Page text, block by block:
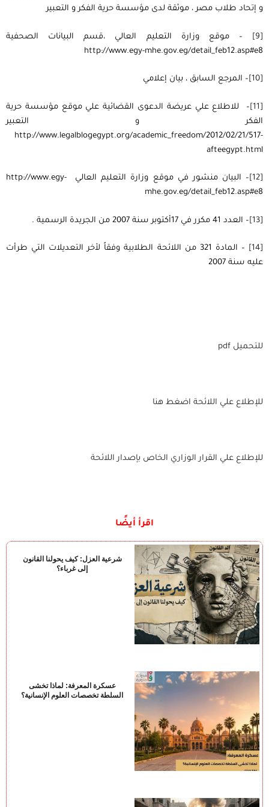
و إتحاد طلاب مصر ، موثقة لدى مؤسسة حرية الفكر و التعبير
– موقع وزارة التعليم العالي ،قسم البيانات الصحفية
http://www.egy-mhe.gov.eg/detail_feb12.asp#e8
– المرجع السابق ، بيان إعلامي
– للاطلاع علي عريضة الدعوى القضائية علي موقع مؤسسة حرية
الفكر و التعبير
http://www.legalblogegypt.org/academic_freedom/2012/02/21/517-
afteegypt.html
– البيان منشور في موقع وزارة التعليم العالي http://www.egy-
mhe.gov.eg/detail_feb12.asp#e8
– العدد 41 مكرر في 17أكتوبر سنة 2007 من الجريدة الرسمية .
– المادة 321 من اللائحة الطلابية وفقاً لأخر التعديلات التي طرأت
عليه سنة 2007
للتحميل pdf
للإطلاع علي اللائحة اضغط هنا
للإطلاع علي القرار الوزاري الخاص بإصدار اللائحة
اقرأ أيضًا
شرعية العزل: كيف يحولنا القانون
إلى غرباء؟
عسكرة المعرفة: لماذا تخشى
السلطة تخصصات العلوم الإنسانية؟